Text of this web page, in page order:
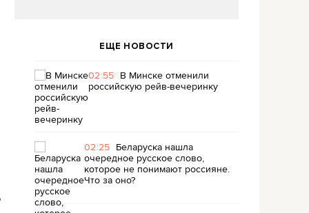
ЕЩЕ НОВОСТИ
02:55 В Минске отменили
российскую рейв-вечеринку
02:25 Беларуска нашла
очередное русское слово,
которое не понимают россияне.
Что за оно?